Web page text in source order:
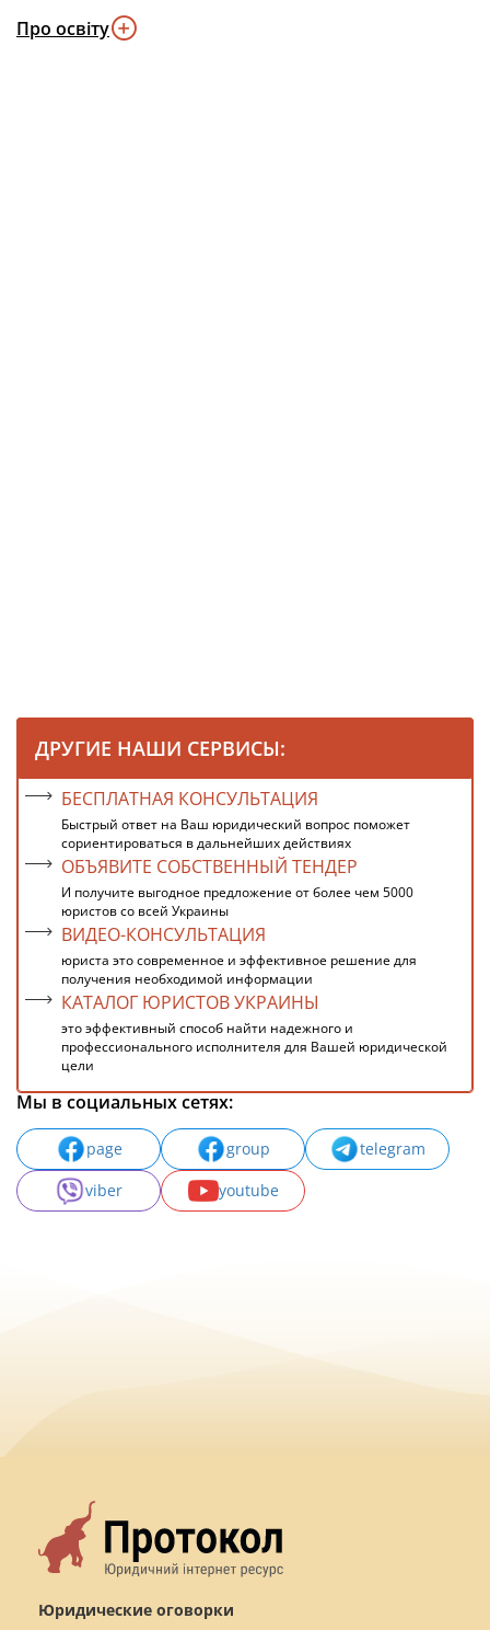
Про освіту
ДРУГИЕ НАШИ СЕРВИСЫ:
БЕСПЛАТНАЯ КОНСУЛЬТАЦИЯ
Быстрый ответ на Ваш юридический вопрос поможет
сориентироваться в дальнейших действиях
ОБЪЯВИТЕ СОБСТВЕННЫЙ ТЕНДЕР
И получите выгодное предложение от более чем 5000
юристов со всей Украины
ВИДЕО-КОНСУЛЬТАЦИЯ
юриста это современное и эффективное решение для
получения необходимой информации
КАТАЛОГ ЮРИСТОВ УКРАИНЫ
это эффективный способ найти надежного и
профессионального исполнителя для Вашей юридической
цели
Мы в социальных сетях:
page group
telegram
viber
youtube
Юридические оговорки